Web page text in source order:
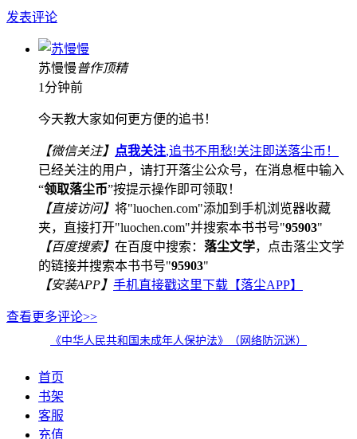
发表评论
苏慢慢普作顶精
1分钟前
今天教大家如何更方便的追书！
【微信关注】 点我关注,追书不用愁!关注即送落尘币！
已经关注的用户，请打开落尘公众号，在消息框中输入
“领取落尘币”按提示操作即可领取！
【直接访问】 将"luochen.com"添加到手机浏览器收藏
夹，直接打开"luochen.com"并搜索本书书号"95903"
【百度搜索】 在百度中搜索： 落尘文学，点击落尘文学
的链接并搜索本书书号"95903"
【安装APP】 手机直接戳这里下载【落尘APP】
查看更多评论>>
《中华人民共和国未成年人保护法》（网络防沉迷）
首页
书架
客服
充值